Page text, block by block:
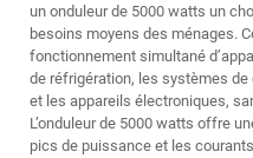
un onduleur de 5000 watts un
besoins moyens des ménages.
fonctionnement simultané
de réfrigération, les systèmes
et les appareils électroniques,
L’onduleur de 5000 watts offre
pics de puissance et les